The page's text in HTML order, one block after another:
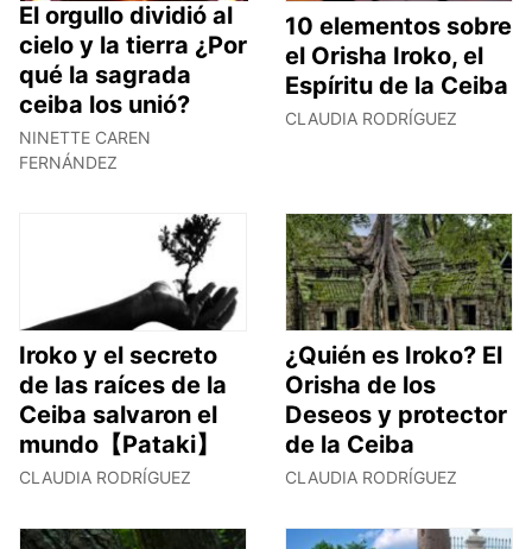
El orgullo dividió al
cielo y la tierra ¿Por
qué la sagrada
ceiba los unió?
NINETTE CAREN
FERNÁNDEZ
10 elementos sobre
el Orisha Iroko, el
Espíritu de la Ceiba
CLAUDIA RODRÍGUEZ
Iroko y el secreto
de las raíces de la
Ceiba salvaron el
mundo【Pataki】
CLAUDIA RODRÍGUEZ
¿Quién es Iroko? El
Orisha de los
Deseos y protector
de la Ceiba
CLAUDIA RODRÍGUEZ